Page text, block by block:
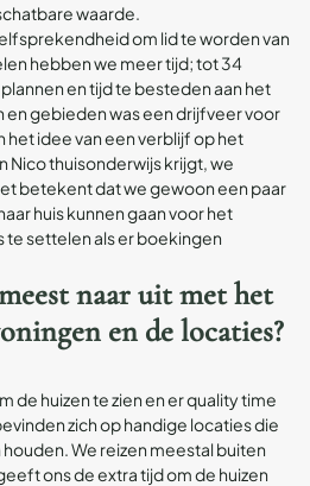
waarde.
om lid te worden van
hebben we meer tijd; tot 34
en tijd te besteden aan het
en gebieden was een drijfveer voor
het idee van een verblijf op het
Nico thuisonderwijs krijgt, we
betekent dat we gewoon een paar
huis kunnen gaan voor het
settelen als er boekingen
naar uit met het
en de locaties?
de huizen te zien en er quality time
zich op handige locaties die
We reizen meestal buiten
ons de extra tijd om de huizen